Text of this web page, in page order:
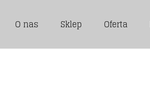
O nas Sklep Oferta